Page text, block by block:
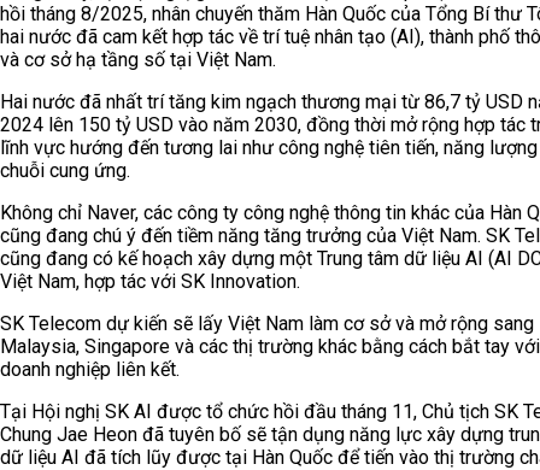
hồi tháng 8/2025, nhân chuyến thăm Hàn Quốc của Tổng Bí thư
hai nước đã cam kết hợp tác về trí tuệ nhân tạo (AI), thành phố
và cơ sở hạ tầng số tại Việt Nam.
Hai nước đã nhất trí tăng kim ngạch thương mại từ 86,7 tỷ USD
2024 lên 150 tỷ USD vào năm 2030, đồng thời mở rộng hợp tác
lĩnh vực hướng đến tương lai như công nghệ tiên tiến, năng
chuỗi cung ứng.
Không chỉ Naver, các công ty công nghệ thông tin khác của Hàn
cũng đang chú ý đến tiềm năng tăng trưởng của Việt Nam. SK
cũng đang có kế hoạch xây dựng một Trung tâm dữ liệu AI (AI
Việt Nam, hợp tác với SK Innovation.
SK Telecom dự kiến sẽ lấy Việt Nam làm cơ sở và mở rộng sang
Malaysia, Singapore và các thị trường khác bằng cách bắt tay
doanh nghiệp liên kết.
Tại Hội nghị SK AI được tổ chức hồi đầu tháng 11, Chủ tịch SK
Chung Jae Heon đã tuyên bố sẽ tận dụng năng lực xây dựng
dữ liệu AI đã tích lũy được tại Hàn Quốc để tiến vào thị trường